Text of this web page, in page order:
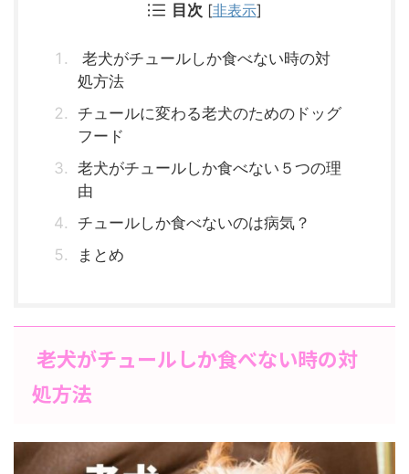
目次 [非表示]
老犬がチュールしか食べない時の対
処方法
チュールに変わる老犬のためのドッグ
フード
老犬がチュールしか食べない５つの理
由
チュールしか食べないのは病気？
まとめ
老犬がチュールしか食べない時の対
処方法